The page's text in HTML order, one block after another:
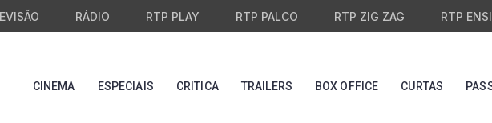
RÁDIO RTP PLAY RTP PALCO RTP ZIG ZAG RTP
CINEMA ESPECIAIS CRITICA TRAILERS BOX OFFICE CURTAS